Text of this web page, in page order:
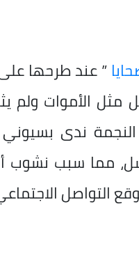
” عند طرحها
الأموات ولم
النجمة ندى
مما سبب نشوب
التواصل